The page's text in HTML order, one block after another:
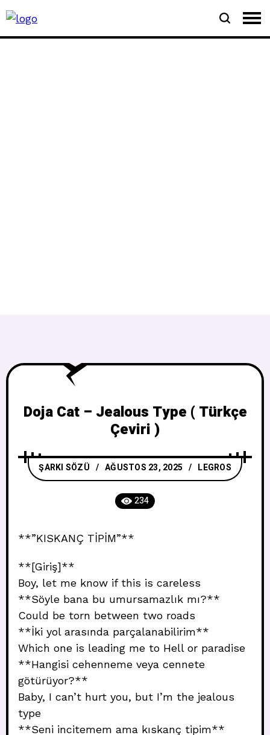
Doja Cat – Jealous Type ( Türkçe
Çeviri )
ŞARKI SÖZÜ AĞUSTOS 23, 2025 LEGROS
234
**”KISKANÇ TİPİM”**
**[Giriş]**
Boy, let me know if this is careless
**Söyle bana bu umursamazlık mı?**
Could be torn between two roads
**İki yol arasında parçalanabilirim**
Which one is leading me to Hell or paradise
**Hangisi cehenneme veya cennete
götürüyor?**
Baby, I can’t hurt you, but I’m the jealous
type
**Seni incitemem ama kıskanç tipim**